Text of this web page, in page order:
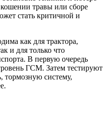
травы или сборе
стать критичной и
как для трактора,
и для только что
В первую очередь
ГСМ. Затем тестируют
тормозную систему,